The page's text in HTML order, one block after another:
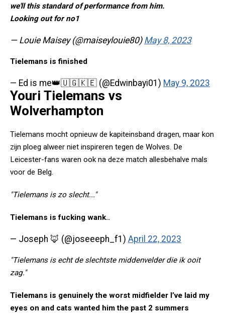
we'll this standard of performance from him.
Looking out for no1
— Louie Maisey (@maiseylouie80) May 8, 2023
Tielemans is finished
— Ed is me👑🇺🇬🇰🇪 (@Edwinbayi01) May 9, 2023
Youri Tielemans vs
Wolverhampton
Tielemans mocht opnieuw de kapiteinsband dragen, maar kon
zijn ploeg alweer niet inspireren tegen de Wolves. De
Leicester-fans waren ook na deze match allesbehalve mals
voor de Belg.
"Tielemans is zo slecht..."
Tielemans is fucking wank..
— Joseph 🦊 (@joseeeph_f1) April 22, 2023
"Tielemans is echt de slechtste middenvelder die ik ooit
zag."
Tielemans is genuinely the worst midfielder I’ve laid my
eyes on and cats wanted him the past 2 summers